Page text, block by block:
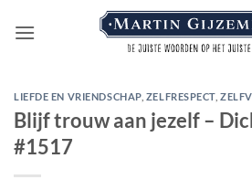
naar
LIEFDE EN VRIENDSCHAP, ZELFRESPECT ,
Blijf trouw aan jezelf –
#1517